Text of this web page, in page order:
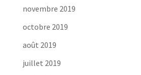
novembre 2019
octobre 2019
août 2019
juillet 2019